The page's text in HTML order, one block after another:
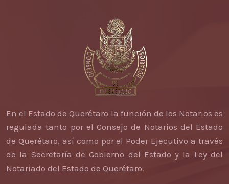
En el Estado de Querétaro la función de los Notarios es
regulada tanto por el Consejo de Notarios del Estado
de Querétaro, así como por el Poder Ejecutivo a través
de la Secretaría de Gobierno del Estado y la Ley del
Notariado del Estado de Querétaro.